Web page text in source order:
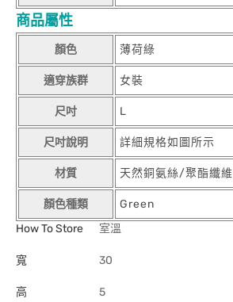
商品屬性
顏色 薄荷綠
適穿族群 女裝
尺吋 L
尺吋說明 詳細規格如圖所示
材質 天然銅氨絲/聚酯纖維
顏色種類
Green
How To Store
室溫
寬 30
高 5